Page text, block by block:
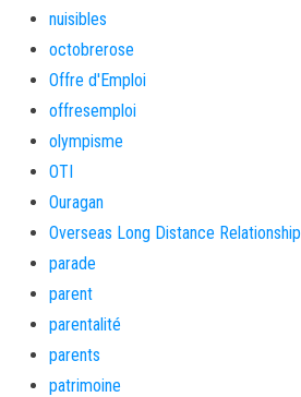
nuisibles
octobrerose
Offre d'Emploi
offresemploi
olympisme
OTI
Ouragan
Overseas Long Distance Relationship
parade
parent
parentalité
parents
patrimoine